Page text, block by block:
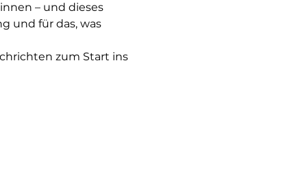
– und dieses
und für das, was
zum Start ins